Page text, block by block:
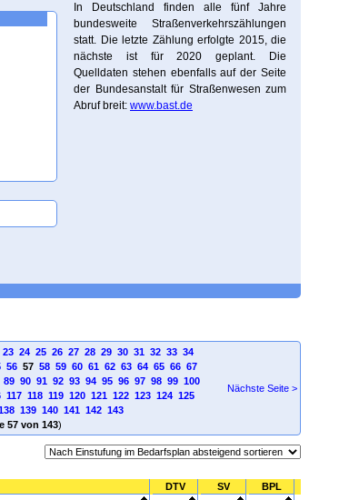
In Deutschland finden alle fünf Jahre
bundesweite Straßenverkehrszählungen
statt. Die letzte Zählung erfolgte 2015, die
nächste ist für 2020 geplant. Die
Quelldaten stehen ebenfalls auf der Seite
der Bundesanstalt für Straßenwesen zum
Abruf breit: www.bast.de
23 24 25 26 27 28 29 30 31 32 33 34
5657 58 59 60 61 62 63 64 65 66 67
89 90 91 92 93 94 95 96 97 98 99 100
117 118 119 120 121 122 123 124 125
139 140 141 142 143
57 von 143)
Nächste Seite >
DTV SV BPL